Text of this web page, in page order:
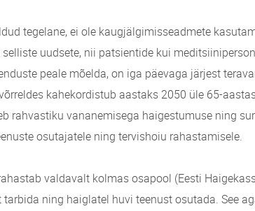
tegelane, ei ole kaugjälgimisseadmete
uudsete, nii patsientide kui
peale mõelda, on iga päevaga järjest
kahekordistub aastaks 2050 üle 65-
rahvastiku vananemisega haigestumuse ning
osutajatele ning tervishoiu rahastamisele.
valdavalt kolmas osapool (Eesti
ning haiglatel huvi teenust osutada. See